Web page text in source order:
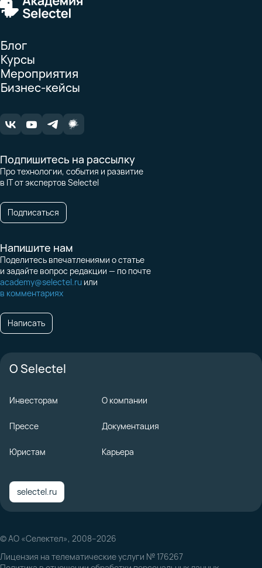
Блог
Курсы
Мероприятия
Бизнес-кейсы
Подпишитесь на рассылку
Про технологии, события и развитие
в IT от экспертов Selectel
Подписаться
Напишите нам
Поделитесь впечатлениями о статье
и задайте вопрос редакции — по почте
academy@selectel.ru или
в комментариях
Написать
О Selectel
Инвесторам О компании
Прессе Документация
Юристам Карьера
selectel.ru
© АО «Селектел», 2008–2026
Лицензия на телематические услуги № 176267